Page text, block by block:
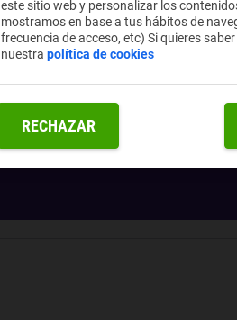
este sitio web y personalizar los
mostramos en base a tus hábitos de
frecuencia de acceso, etc) Si quieres
nuestrapolítica de cookies
RECHAZAR